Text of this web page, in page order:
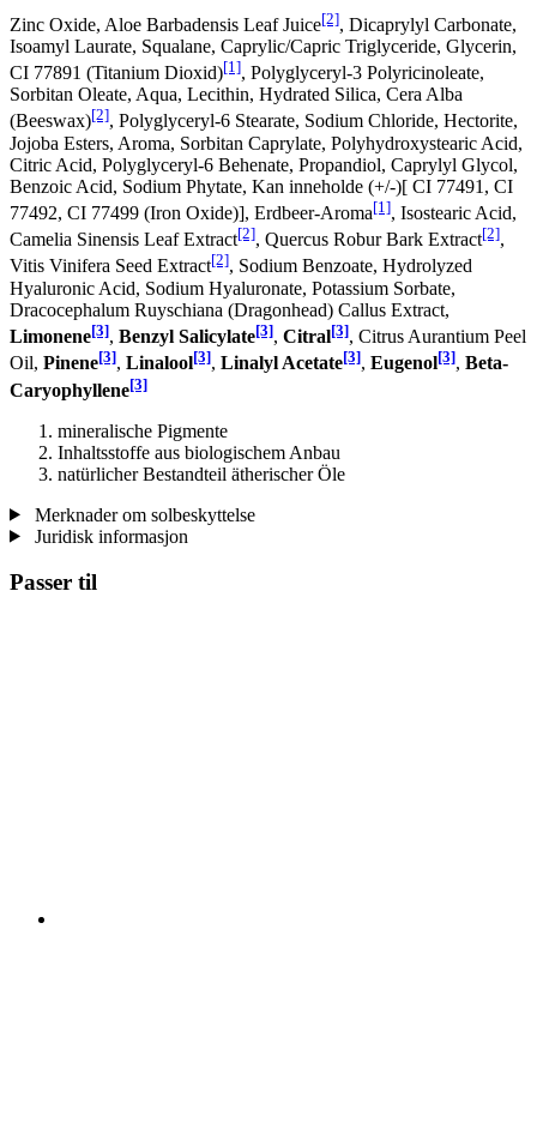
Zinc Oxide, Aloe Barbadensis Leaf Juice[2], Dicaprylyl Carbonate,
Isoamyl Laurate, Squalane, Caprylic/Capric Triglyceride, Glycerin,
CI 77891 (Titanium Dioxid)[1], Polyglyceryl-3 Polyricinoleate,
Sorbitan Oleate, Aqua, Lecithin, Hydrated Silica, Cera Alba
(Beeswax)[2], Polyglyceryl-6 Stearate, Sodium Chloride, Hectorite,
Jojoba Esters, Aroma, Sorbitan Caprylate, Polyhydroxystearic Acid,
Citric Acid, Polyglyceryl-6 Behenate, Propandiol, Caprylyl Glycol,
Benzoic Acid, Sodium Phytate, Kan inneholde (+/-)[ CI 77491, CI
77492, CI 77499 (Iron Oxide)], Erdbeer-Aroma[1], Isostearic Acid,
Camelia Sinensis Leaf Extract[2], Quercus Robur Bark Extract[2],
Vitis Vinifera Seed Extract[2], Sodium Benzoate, Hydrolyzed
Hyaluronic Acid, Sodium Hyaluronate, Potassium Sorbate,
Dracocephalum Ruyschiana (Dragonhead) Callus Extract,
Limonene[3], Benzyl Salicylate[3], Citral[3], Citrus Aurantium Peel
Oil, Pinene[3], Linalool[3], Linalyl Acetate[3], Eugenol[3], Beta-
Caryophyllene[3]
mineralische Pigmente
Inhaltsstoffe aus biologischem Anbau
natürlicher Bestandteil ätherischer Öle
Merknader om solbeskyttelse
Juridisk informasjon
Passer til